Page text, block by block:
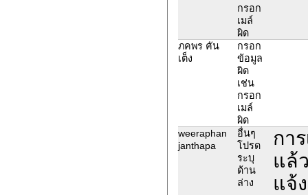
กรอก
เมล์
ผิด
ภคพร คัน
เต็ง
กรอก
ข้อมูล
ผิด
เช่น
กรอก
เมล์
ผิด
weeraphan
janthapa
อื่นๆ
โปรด
ระบุ
ด้าน
ล่าง
กา
แล้
แจ้